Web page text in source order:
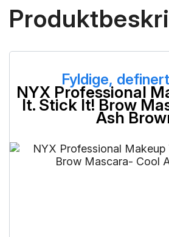
Fyldige,
NYX Professional
It. Stick It! Brow
Ash